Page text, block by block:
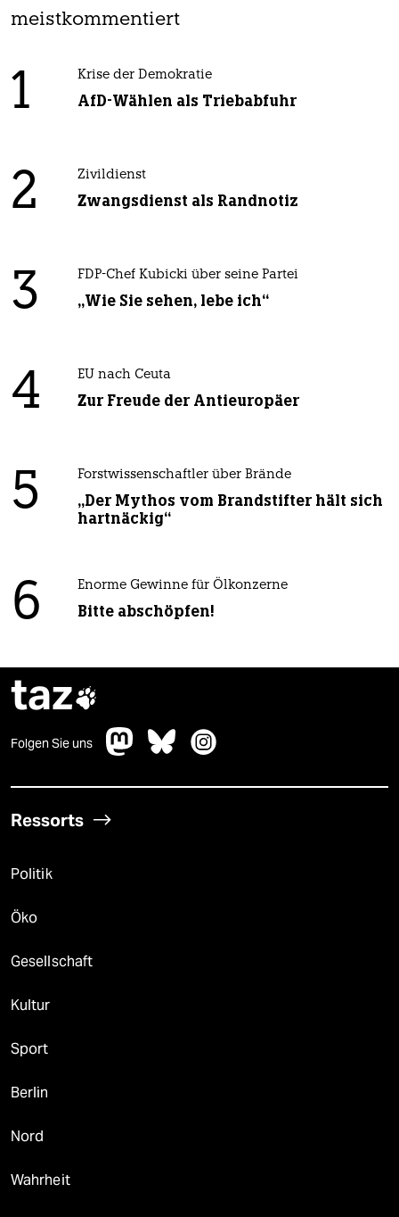
meistkommentiert
1 Krise der Demokratie
AfD-Wählen als Triebabfuhr
2 Zivildienst
Zwangsdienst als Randnotiz
3 FDP-Chef Kubicki über seine Partei
„Wie Sie sehen, lebe ich“
4 EU nach Ceuta
Zur Freude der Antieuropäer
5 Forstwissenschaftler über Brände
„Der Mythos vom Brandstifter hält sich
hartnäckig“
6 Enorme Gewinne für Ölkonzerne
Bitte abschöpfen!
taz
Folgen Sie uns
Ressorts
Politik
Öko
Gesellschaft
Kultur
Sport
Berlin
Nord
Wahrheit